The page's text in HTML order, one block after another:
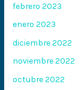
febrero 2023
enero 2023
diciembre 2022
noviembre 2022
octubre 2022